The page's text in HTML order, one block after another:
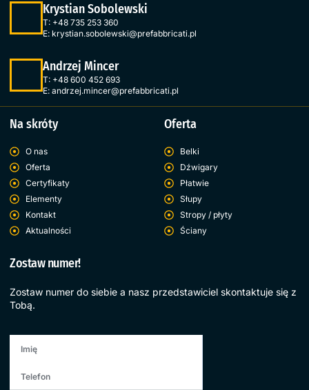
Krystian Sobolewski
T: +48 735 253 360
E: krystian.sobolewski@prefabbricati.pl
Andrzej Mincer
T: +48 600 452 693
E: andrzej.mincer@prefabbricati.pl
Na skróty
O nas
Oferta
Certyfikaty
Elementy
Kontakt
Aktualności
Oferta
Belki
Dźwigary
Płatwie
Słupy
Stropy / płyty
Ściany
Zostaw numer!
Zostaw numer do siebie a nasz przedstawiciel skontaktuje się z
Tobą.